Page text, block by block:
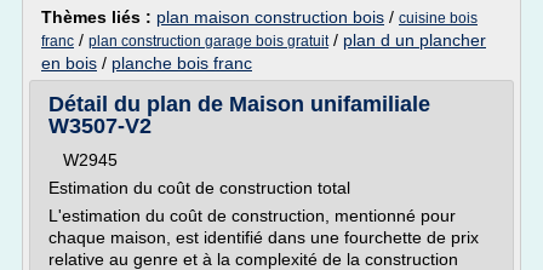
Thèmes liés : plan maison construction bois / cuisine bois
franc / plan construction garage bois gratuit/ plan d un plancher
en bois / planche bois franc
Détail du plan de Maison unifamiliale
W3507-V2
W2945
Estimation du coût de construction total
L'estimation du coût de construction, mentionné pour
chaque maison, est identifié dans une fourchette de prix
relative au genre et à la complexité de la construction